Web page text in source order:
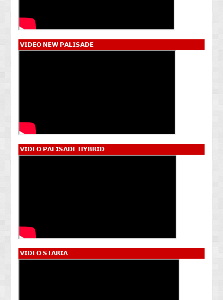
𝗩𝗜𝗗𝗘𝗢 𝗡𝗘𝗪 𝗣𝗔𝗟𝗜𝗦𝗔𝗗𝗘
𝗩𝗜𝗗𝗘𝗢 𝗣𝗔𝗟𝗜𝗦𝗔𝗗𝗘 𝗛𝗬𝗕𝗥𝗜𝗗
𝗩𝗜𝗗𝗘𝗢 𝗦𝗧𝗔𝗥𝗜𝗔